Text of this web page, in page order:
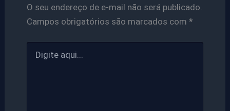
O seu endereço de e-mail não será publicado.
Campos obrigatórios são marcados com *
aqui...